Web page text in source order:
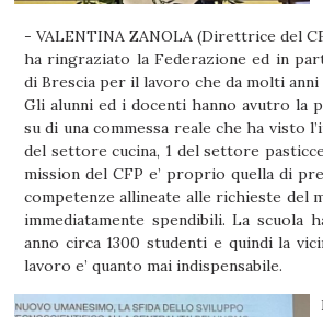
- VALENTINA ZANOLA (Direttrice del
ha ringraziato la Federazione ed in
di Brescia per il lavoro che da molti anni
Gli alunni ed i docenti hanno avutro la
su di una commessa reale che ha visto
del settore cucina, 1 del settore
mission del CFP e’ proprio quella di
competenze allineate alle richieste del
immediatamente spendibili. La scuola
anno circa 1300 studenti e quindi la
lavoro e’ quanto mai indispensabile.